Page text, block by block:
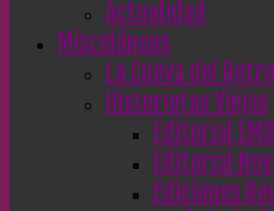
Actualidad
Misceláneos
La Cueva del
Historietas Viejas
Editorial
Editorial
Ediciones